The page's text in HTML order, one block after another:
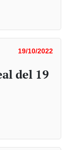
19/10/2022
del 19